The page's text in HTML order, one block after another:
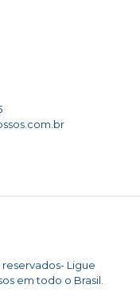
reservados- Ligue
em todo o Brasil.